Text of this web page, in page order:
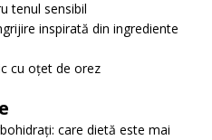
tenul sensibil
inspirată din ingrediente
cu oțet de orez
care dietă este mai